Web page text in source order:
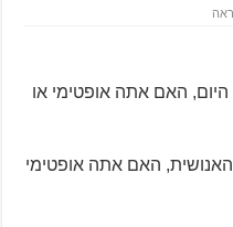
האם אתה אופטימי או
האם אתה אופטימי